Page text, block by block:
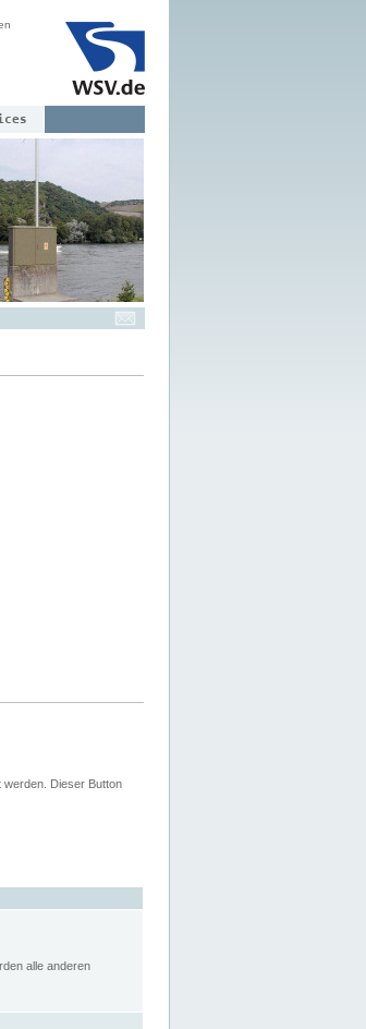
Dieser Button
alle anderen